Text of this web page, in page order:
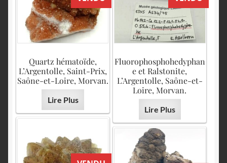
Quartz hématoïde,
L’Argentolle, Saint-Prix,
Saône-et-Loire, Morvan.
Lire Plus
Fluorophosphohedyphan
e et Ralstonite,
L’Argentolle, Saône-et-
Loire, Morvan.
Lire Plus